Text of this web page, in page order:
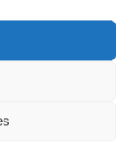
Viu
de
de
en xifres